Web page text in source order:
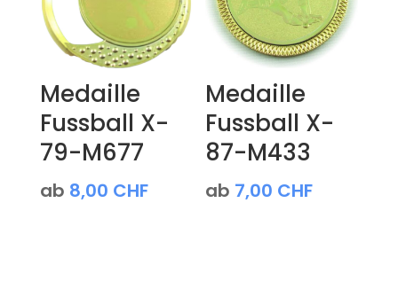
Medaille
Fussball X-
79-M677
ab 8,00 CHF
Medaille
Fussball X-
87-M433
ab 7,00 CHF